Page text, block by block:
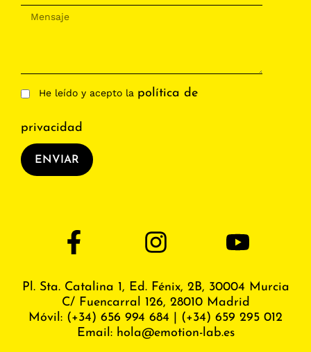
He leído y acepto la política de
privacidad
ENVIAR
Pl. Sta. Catalina 1, Ed. Fénix, 2B, 30004 Murcia
C/ Fuencarral 126, 28010 Madrid
Móvil: (+34) 656 994 684
(+34) 659 295 012
Email: hola@emotion-lab.es